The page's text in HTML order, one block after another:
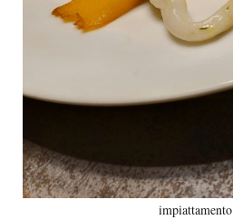
impiattamento